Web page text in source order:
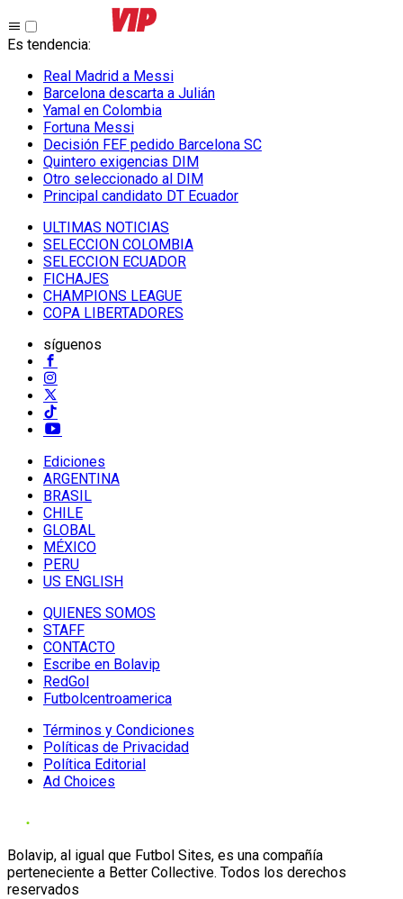
Es tendencia:
Real Madrid a Messi
Barcelona descarta a Julián
Yamal en Colombia
Fortuna Messi
Decisión FEF pedido Barcelona SC
Quintero exigencias DIM
Otro seleccionado al DIM
Principal candidato DT Ecuador
ULTIMAS NOTICIAS
SELECCION COLOMBIA
SELECCION ECUADOR
FICHAJES
CHAMPIONS LEAGUE
COPA LIBERTADORES
síguenos
Ediciones
ARGENTINA
BRASIL
CHILE
GLOBAL
MÉXICO
PERU
US ENGLISH
QUIENES SOMOS
STAFF
CONTACTO
Escribe en Bolavip
RedGol
Futbolcentroamerica
Términos y Condiciones
Políticas de Privacidad
Política Editorial
Ad Choices
Bolavip, al igual que Futbol Sites, es una compañía
perteneciente a Better Collective. Todos los derechos
reservados